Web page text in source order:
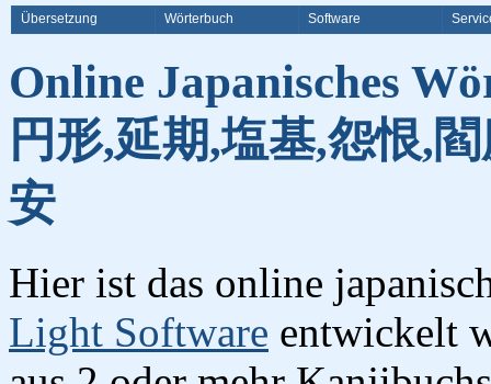
Übersetzung Wörterbuch Software
Online Japanisches
円形,延期,塩基,怨恨,
安
Hier ist das online
Light Software entwickelt